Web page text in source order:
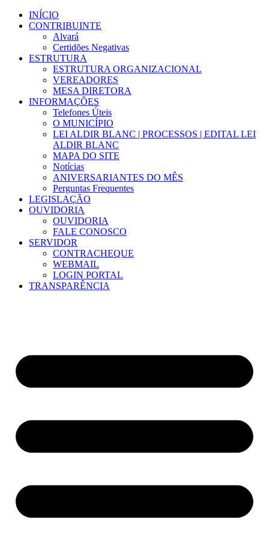
para
INÍCIO
CONTRIBUINTE
Alvará
Certidões Negativas
ESTRUTURA
ESTRUTURA ORGANIZACIONAL
VEREADORES
MESA DIRETORA
INFORMAÇÕES
Telefones Úteis
O MUNICÍPIO
LEI ALDIR BLANC | PROCESSOS | EDITAL LEI
ALDIR BLANC
MAPA DO SITE
Notícias
ANIVERSARIANTES DO MÊS
Perguntas Frequentes
LEGISLAÇÃO
OUVIDORIA
OUVIDORIA
FALE CONOSCO
SERVIDOR
CONTRACHEQUE
WEBMAIL
LOGIN PORTAL
TRANSPARÊNCIA